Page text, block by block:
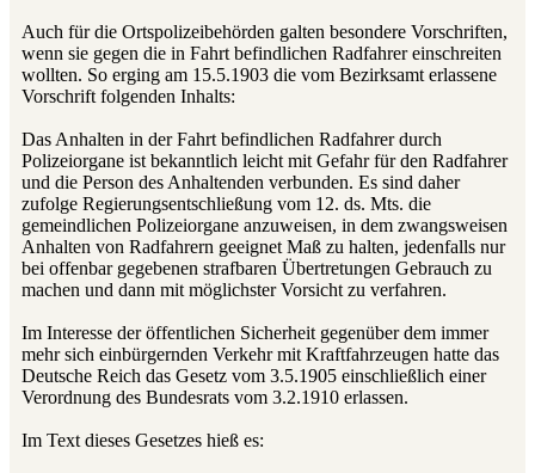
Auch für die Ortspolizeibehörden galten besondere Vorschriften,
wenn sie gegen die in Fahrt befindlichen Radfahrer einschreiten
wollten. So erging am 15.5.1903 die vom Bezirksamt erlassene
Vorschrift folgenden Inhalts:
Das Anhalten in der Fahrt befindlichen Radfahrer durch
Polizeiorgane ist bekanntlich leicht mit Gefahr für den Radfahrer
und die Person des Anhaltenden verbunden. Es sind daher
zufolge Regierungsentschließung vom 12. ds. Mts. die
gemeindlichen Polizeiorgane anzuweisen, in dem zwangsweisen
Anhalten von Radfahrern geeignet Maß zu halten, jeden­falls nur
bei offenbar gegebenen strafbaren Übertretungen Gebrauch zu
machen und dann mit möglichster Vorsicht zu verfahren.
Im Interesse der öffentlichen Sicherheit gegenüber dem immer
mehr sich einbürgernden Verkehr mit Kraftfahrzeugen hatte das
Deutsche Reich das Gesetz vom 3.5.1905 ein­schließlich einer
Verordnung des Bundesrats vom 3.2.1910 erlassen.
Im Text dieses Gesetzes hieß es: